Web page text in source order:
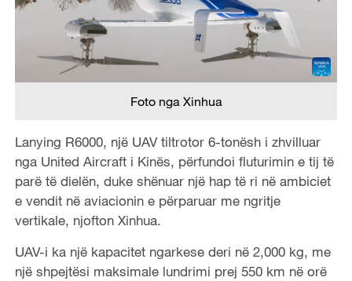
Foto nga Xinhua
Lanying R6000, një UAV tiltrotor 6-tonësh i zhvilluar
nga United Aircraft i Kinës, përfundoi fluturimin e tij të
parë të dielën, duke shënuar një hap të ri në ambiciet
e vendit në aviacionin e përparuar me ngritje
vertikale, njofton Xinhua.
UAV-i ka një kapacitet ngarkese deri në 2,000 kg, me
një shpejtësi maksimale lundrimi prej 550 km në orë